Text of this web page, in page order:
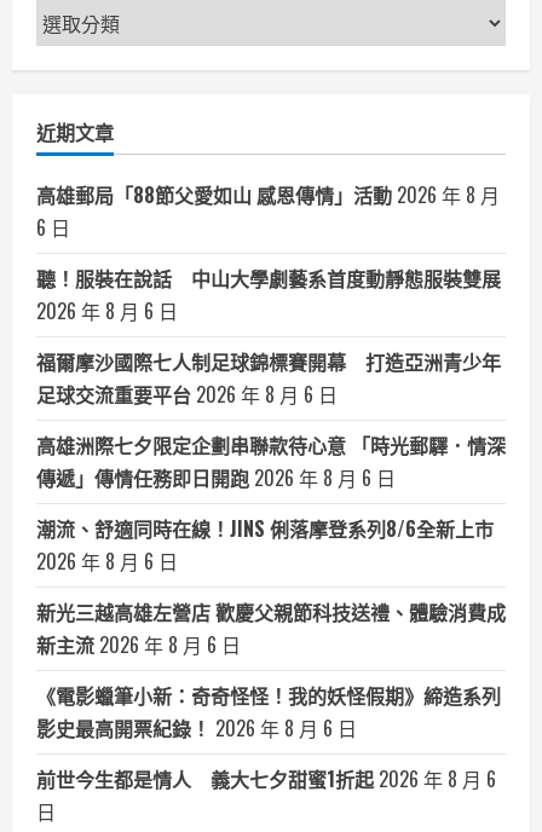
新
聞
近期文章
高雄郵局「88節父愛如山 感恩傳情」活動 2026 年 8 月
6 日
聽！服裝在說話 中山大學劇藝系首度動靜態服裝雙展
2026 年 8 月 6 日
福爾摩沙國際七人制足球錦標賽開幕 打造亞洲青少年
足球交流重要平台 2026 年 8 月 6 日
高雄洲際七夕限定企劃串聯款待心意 「時光郵驛．情深
傳遞」傳情任務即日開跑 2026 年 8 月 6 日
潮流、舒適同時在線！JINS 俐落摩登系列8/6全新上市
2026 年 8 月 6 日
新光三越高雄左營店 歡慶父親節科技送禮、體驗消費成
新主流 2026 年 8 月 6 日
《電影蠟筆小新：奇奇怪怪！我的妖怪假期》締造系列
影史最高開票紀錄！ 2026 年 8 月 6 日
前世今生都是情人 義大七夕甜蜜1折起 2026 年 8 月 6
日